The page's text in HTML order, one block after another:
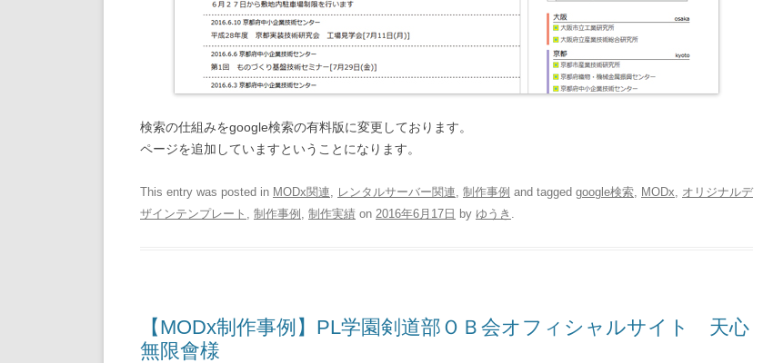
検索の仕組みをgoogle検索の有料版に変更しております。
ページを追加していますということになります。
This entry was posted in MODx関連, レンタルサーバー関連, 制作事例 and tagged google検索, MODx, オリジナルデ
ザインテンプレート , 制作事例 , 制作実績 on 2016年6月17日 by ゆうき .
【MODx制作事例】PL学園剣道部ＯＢ会オフィシャルサイト 天心
無限會様